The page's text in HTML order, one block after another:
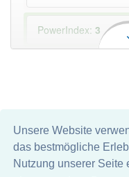
Unsere Website
das bestmögliche
Nutzung unserer Seite
PowerIndex: 3
Wörter mit Endung -
anderen Artikeldie: